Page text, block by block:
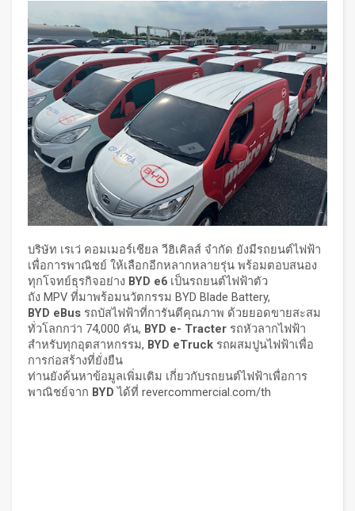
บริษัท เรเว่ คอมเมอร์เชียล วีฮิเคิลส์ จำกัด ยังมีรถยนต์ไฟฟ้า
เพื่อการพาณิชย์ ให้เลือกอีกหลากหลายรุ่น พร้อมตอบสนอง
ทุกโจทย์ธุรกิจอย่าง BYD e6 เป็นรถยนต์ไฟฟ้าตัว
ถัง MPV ที่มาพร้อมนวัตกรรม BYD Blade Battery,
BYD eBus รถบัสไฟฟ้าที่การันตีคุณภาพ ด้วยยอดขายสะสม
ทั่วโลกกว่า 74,000 คัน, BYD e- Tracter รถหัวลากไฟฟ้า
สำหรับทุกอุตสาหกรรม, BYD eTruck รถผสมปูนไฟฟ้าเพื่อ
การก่อสร้างที่ยั่งยืน
ท่านยังค้นหาข้อมูลเพิ่มเติม เกี่ยวกับรถยนต์ไฟฟ้าเพื่อการ
พาณิชย์จาก BYD ได้ที่ revercommercial.com/th